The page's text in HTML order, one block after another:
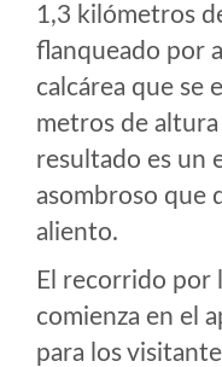
1,3 kilómetros
flanqueado por
calcárea que se
metros de altura
resultado es un
asombroso que
aliento.
El recorrido por
comienza en el
para los